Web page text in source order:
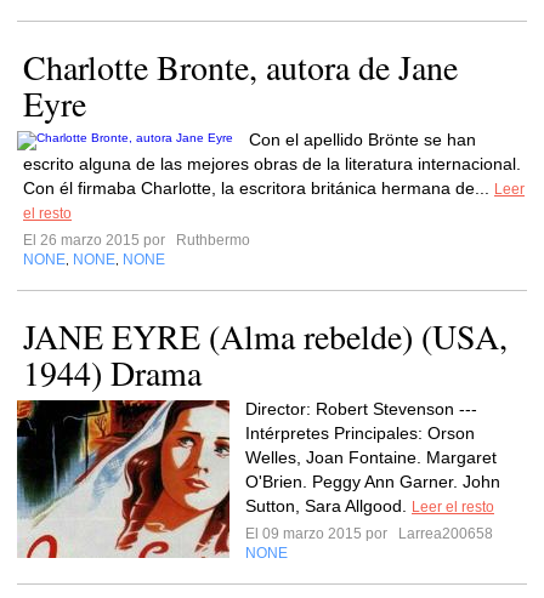
Charlotte Bronte, autora de Jane
Eyre
Con el apellido Brönte se han
escrito alguna de las mejores obras de la literatura internacional.
Con él firmaba Charlotte, la escritora británica hermana de...
Leer
el resto
El 26 marzo 2015 por
Ruthbermo
NONE NONE NONE
JANE EYRE (Alma rebelde) (USA,
1944) Drama
Director: Robert Stevenson ---
Intérpretes Principales: Orson
Welles, Joan Fontaine. Margaret
O'Brien. Peggy Ann Garner. John
Sutton, Sara Allgood.
Leer el resto
El 09 marzo 2015 por
Larrea200658
NONE